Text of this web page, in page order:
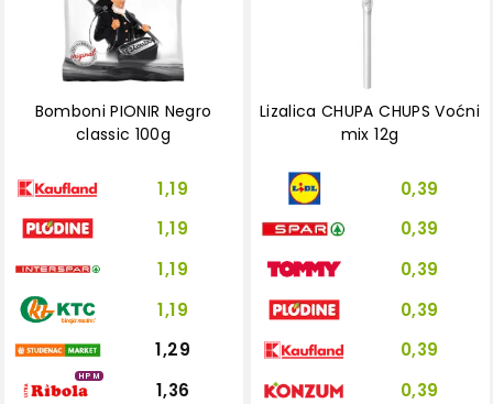
Bomboni PIONIR Negro
classic 100g
1,19
1,19
1,19
1,19
1,29
HPM
1,36
Lizalica CHUPA CHUPS Voćni
mix 12g
0,39
0,39
0,39
0,39
0,39
0,39